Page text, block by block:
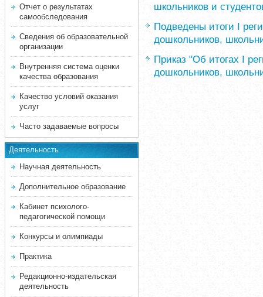
Отчет о результатах
самообследования
Сведения об образовательной
организации
Внутренняя система оценки
качества образования
Качество условий оказания
услуг
Часто задаваемые вопросы
Деятельность
Научная деятельность
Дополнительное образование
Кабинет психолого-
педагогической помощи
Конкурсы и олимпиады
Практика
Редакционно-издательская
деятельность
школьников и
Подведены итоги I
дошкольников,
Приказ "Об итогах I
дошкольников,